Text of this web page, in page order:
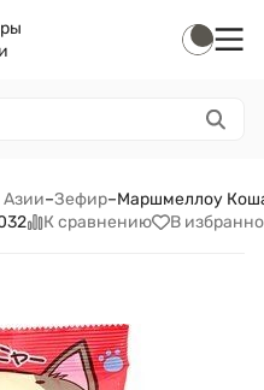
Азии–Зефир–Маршмеллоу
К сравнению В